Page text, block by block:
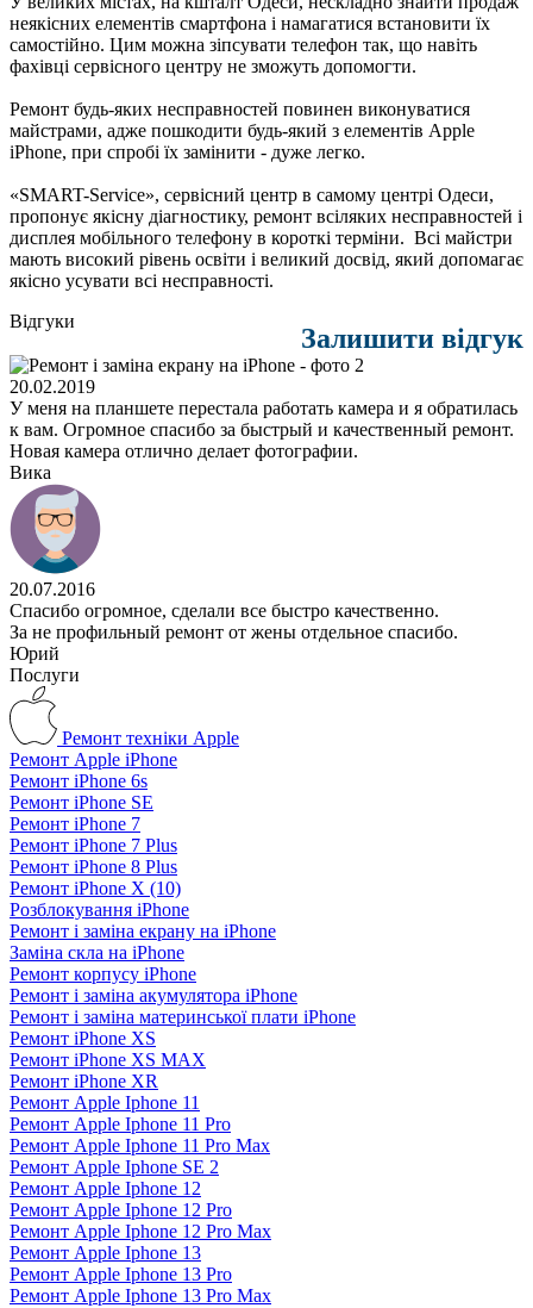
неякісних елементів смартфона і намагатися встановити їх
самостійно. Цим можна зіпсувати телефон так, що навіть
фахівці сервісного центру не зможуть допомогти.
Ремонт будь-яких несправностей повинен виконуватися
майстрами, адже пошкодити будь-який з елементів Apple
iPhone, при спробі їх замінити - дуже легко.
«SMART-Service», сервісний центр в самому центрі Одеси,
пропонує якісну діагностику, ремонт всіляких несправностей і
дисплея мобільного телефону в короткі терміни. Всі майстри
мають високий рівень освіти і великий досвід, який допомагає
якісно усувати всі несправності.
Залишити відгук
Відгуки
20.02.2019
У меня на планшете перестала работать камера и я обратилась
к вам. Огромное спасибо за быстрый и качественный ремонт.
Новая камера отлично делает фотографии.
Вика
20.07.2016
Спасибо огромное, сделали все быстро качественно.
За не профильный ремонт от жены отдельное спасибо.
Юрий
Послуги
Ремонт техніки Apple
Ремонт Apple iPhone
Ремонт iPhone 6s
Ремонт iPhone SE
Ремонт iPhone 7
Ремонт iPhone 7 Plus
Ремонт iPhone 8 Plus
Ремонт iPhone X (10)
Розблокування iPhone
Ремонт і заміна екрану на iPhone
Заміна скла на iPhone
Ремонт корпусу iPhone
Ремонт і заміна акумулятора iPhone
Ремонт і заміна материнської плати iPhone
Ремонт iPhone XS
Ремонт iPhone XS MAX
Ремонт iPhone XR
Ремонт Apple Iphone 11
Ремонт Apple Iphone 11 Pro
Ремонт Apple Iphone 11 Pro Max
Ремонт Apple Iphone SE 2
Ремонт Apple Iphone 12
Ремонт Apple Iphone 12 Pro
Ремонт Apple Iphone 12 Pro Max
Ремонт Apple Iphone 13
Ремонт Apple Iphone 13 Pro
Ремонт Apple Iphone 13 Pro Max